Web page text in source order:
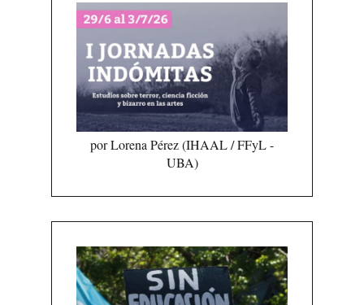
por Lorena Pérez (IHAAL / FFyL -
UBA)